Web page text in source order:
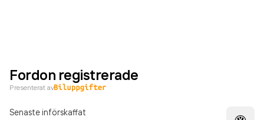
Fordon registrerade
Presenterat av
Senaste införskaffat